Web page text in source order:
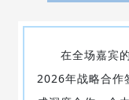
在全场嘉宾的
2026年战略合作